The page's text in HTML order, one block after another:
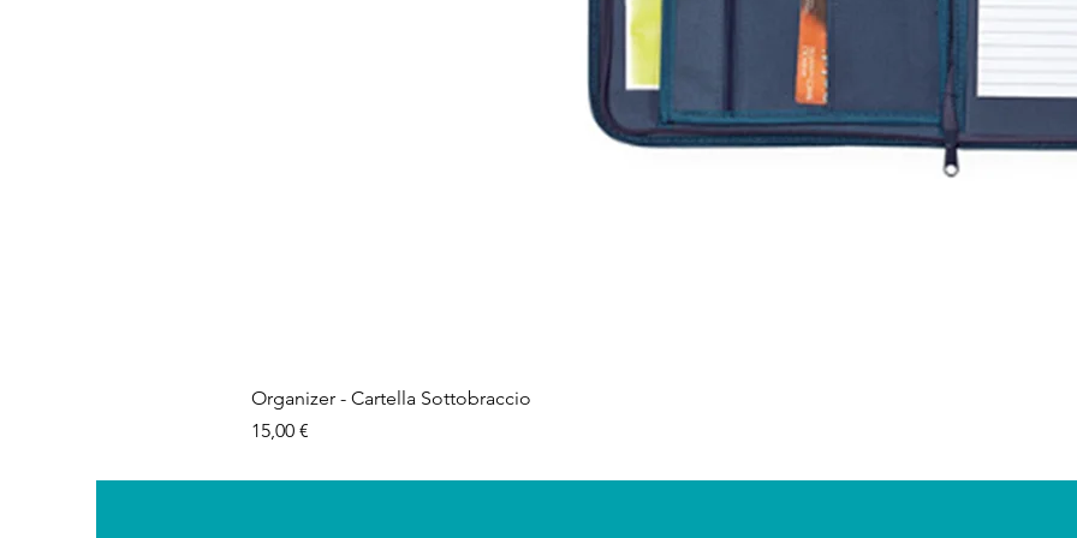
Organizer - Cartella Sottobraccio
Prezzo
15,00 €